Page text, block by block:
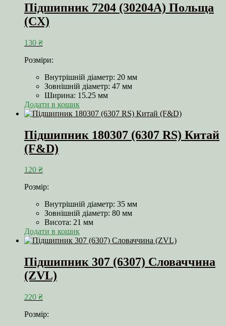
Підшипник 7204 (30204А) Польща
(CX)
130 ₴
Розміри:
Внутрішній діаметр: 20 мм
Зовнішній діаметр: 47 мм
Ширина: 15.25 мм
Додати в кошик
Підшипник 180307 (6307 RS) Китай
(F&D)
120 ₴
Розмір:
Внутрішній діаметр: 35 мм
Зовнішній діаметр: 80 мм
Висота: 21 мм
Додати в кошик
Підшипник 307 (6307) Словаччина
(ZVL)
220 ₴
Розмір: